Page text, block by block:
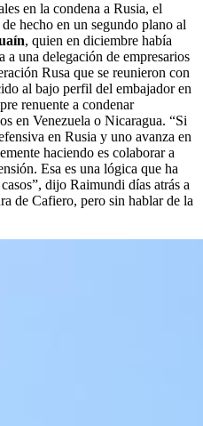
en la condena a Rusia, el
hecho en un segundo plano al
, quien en diciembre había
a una delegación de empresarios
Rusa que se reunieron con
al bajo perfil del embajador en
renuente a condenar
en Venezuela o Nicaragua. “Si
en Rusia y uno avanza en
haciendo es colaborar a
Esa es una lógica que ha
dijo Raimundi días atrás a
de Cafiero, pero sin hablar de la